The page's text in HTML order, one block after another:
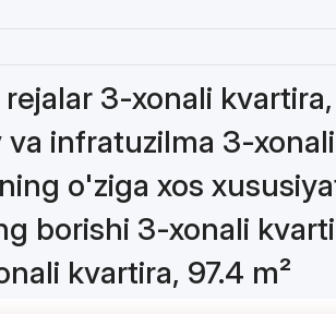
3-xonali kvartira,
infratuzilma 3-
o'ziga xos
borishi 3-xonali
kvartira, 97.4 m²